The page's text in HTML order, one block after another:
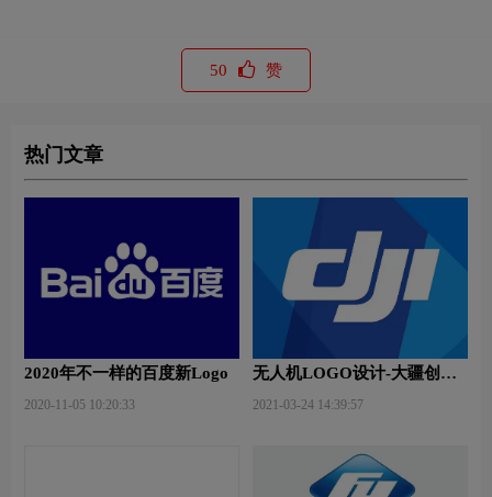
50 赞
热门文章
2020年不一样的百度新Logo
2020-11-05 10:20:33
无人机LOGO设计-大疆创新
2021-03-24 14:39:57